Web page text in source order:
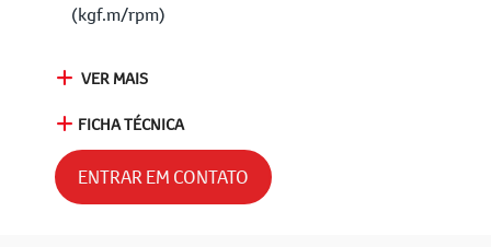
(kgf.m/rpm)
VER MAIS
FICHA TÉCNICA
ENTRAR EM CONTATO